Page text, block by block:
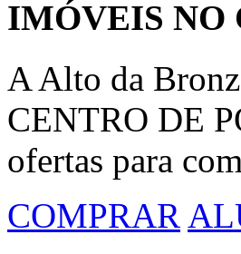
IMÓVEIS NO
A Alto da
CENTRO DE
ofertas para
COMPRAR